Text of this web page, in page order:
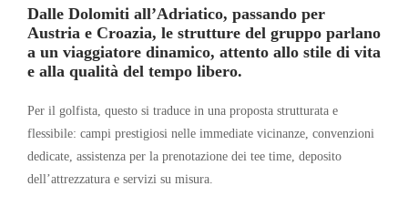
Dalle Dolomiti all’Adriatico, passando per
Austria e Croazia, le strutture del gruppo parlano
a un viaggiatore dinamico, attento allo stile di vita
e alla qualità del tempo libero.
Per il golfista, questo si traduce in una proposta strutturata e
flessibile: campi prestigiosi nelle immediate vicinanze, convenzioni
dedicate, assistenza per la prenotazione dei tee time, deposito
dell’attrezzatura e servizi su misura.